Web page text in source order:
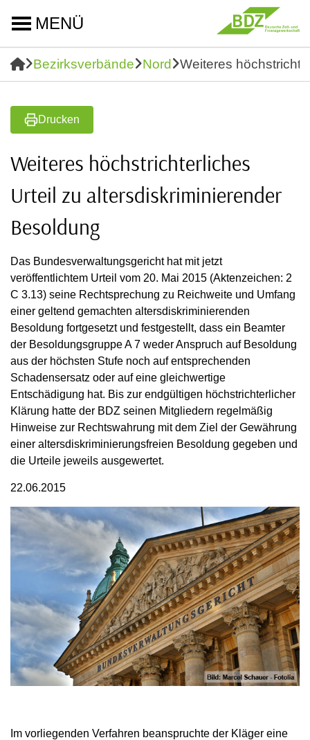
MENÜ
Bezirksverbände Nord Weiteres
Drucken
Weiteres höchstrichterliches
Urteil zu altersdiskriminierender
Besoldung
Das Bundesverwaltungsgericht hat mit jetzt
veröffentlichtem Urteil vom 20. Mai 2015 (Aktenzeichen: 2
C 3.13) seine Rechtsprechung zu Reichweite und Umfang
einer geltend gemachten altersdiskriminierenden
Besoldung fortgesetzt und festgestellt, dass ein Beamter
der Besoldungsgruppe A 7 weder Anspruch auf Besoldung
aus der höchsten Stufe noch auf entsprechenden
Schadensersatz oder auf eine gleichwertige
Entschädigung hat. Bis zur endgültigen höchstrichterlicher
Klärung hatte der BDZ seinen Mitgliedern regelmäßig
Hinweise zur Rechtswahrung mit dem Ziel der Gewährung
einer altersdiskriminierungsfreien Besoldung gegeben und
die Urteile jeweils ausgewertet.
22.06.2015
Im vorliegenden Verfahren beanspruchte der Kläger eine